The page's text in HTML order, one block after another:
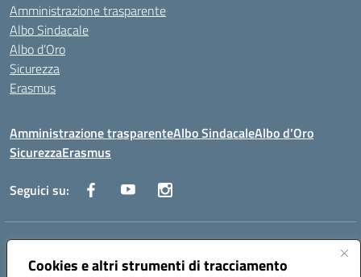
Cookies e altri strumenti di tracciamento
Amministrazione trasparente
Albo Sindacale
Albo d’Oro
Sicurezza
Erasmus
Amministrazione trasparenteAlbo SindacaleAlbo d’Oro
SicurezzaErasmus
Seguici su:
Indirizzo:
Centralino:0885.426034 Email:FGTD02000P@istruzione.it